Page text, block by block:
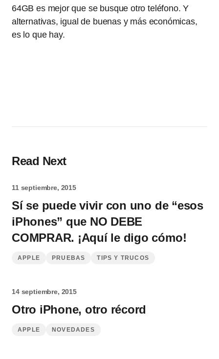
64GB es mejor que se busque otro teléfono. Y
alternativas, igual de buenas y más económicas,
es lo que hay.
Read Next
11 septiembre, 2015
Sí se puede vivir con uno de “esos
iPhones” que NO DEBE
COMPRAR. ¡Aquí le digo cómo!
APPLE PRUEBAS TIPS Y TRUCOS
14 septiembre, 2015
Otro iPhone, otro récord
APPLE NOVEDADES